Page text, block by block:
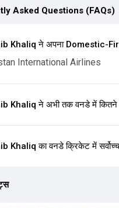
Asked Questions (FAQs)
Khaliq ने अपना Domestic-
International Airlines
Khaliq ने अभी तक वनडे में कितने
Khaliq का वनडे क्रिकेट में सर्वोच्च